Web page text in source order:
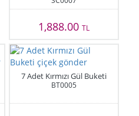
1,888.00 TL
7 Adet Kırmızı Gül Buketi
BT0005